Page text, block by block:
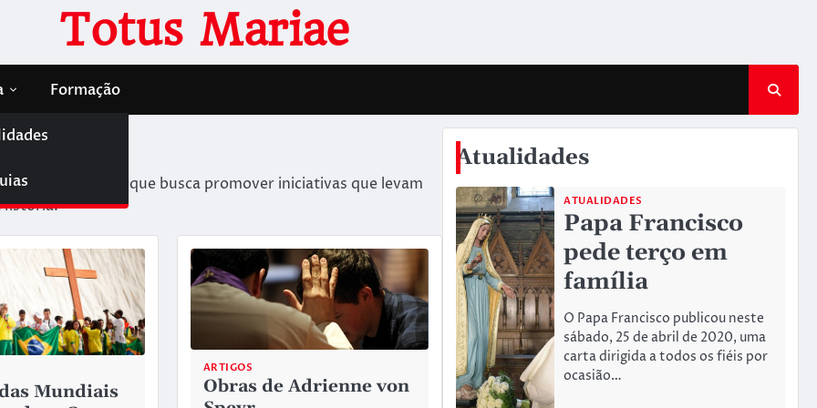
Totus Mariae
Formação
mariana, que busca promover iniciativas que levam
Mundiais
ARTIGOS
Obras de Adrienne von
Atualidades
ATUALIDADES
Papa Francisco
pede terço em
família
O Papa Francisco publicou neste
sábado, 25 de abril de 2020, uma
carta dirigida a todos os fiéis por
ocasião…